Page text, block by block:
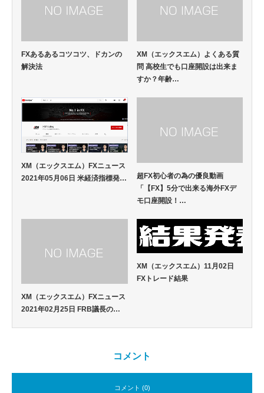
FXあるあるコツコツ、ドカンの
解決法
XM（エックスエム）よくある質
問 高校生でも口座開設は出来ま
すか？年齢…
XM（エックスエム）FXニュース
2021年05月06日 米経済指標発…
超FX初心者の為の優良動画
「【FX】5分で出来る海外FXデ
モ口座開設！…
XM（エックスエム）FXニュース
2021年02月25日 FRB議長の…
XM（エックスエム）11月02日
FXトレード結果
コメント
コメント (0)